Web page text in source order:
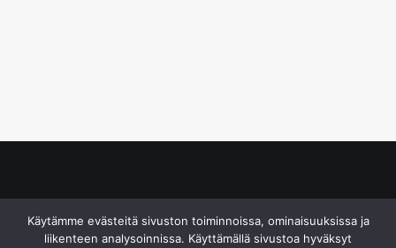
Käytämme evästeitä sivuston toiminnoissa, ominaisuuksissa ja
liikenteen analysoinnissa. Käyttämällä sivustoa hyväksyt